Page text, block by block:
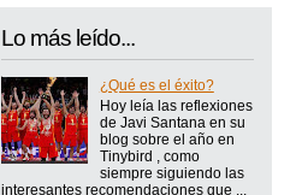
Lo más leído...
¿Qué es el éxito?
Hoy leía las reflexiones
de Javi Santana en su
blog sobre el año en
Tinybird , como
siempre siguiendo las
interesantes recomendaciones que ...